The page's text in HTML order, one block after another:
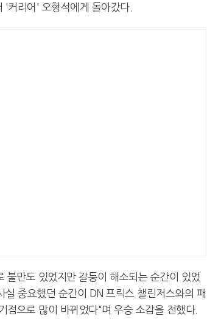
커리어' 오형석에게 돌아갔다.
만도 있었지만 갈등이 해소되는 순간이 있었
중요했던 순간이 DN 프릭스 챌린저스와의 패
점으로 많이 바뀌었다"며 우승 소감을 전했다.